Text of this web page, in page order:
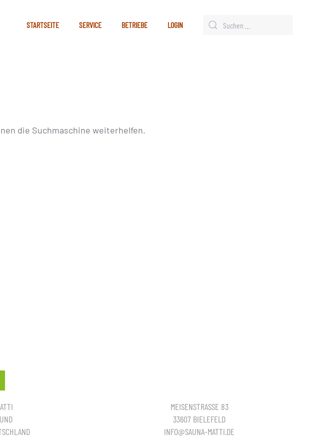
STARTSEITE SERVICE BETRIEBE LOGIN
die Suchmaschine weiterhelfen.
MEISENSTRASSE 83
33607 BIELEFELD
INFO@SAUNA-MATTI.DE